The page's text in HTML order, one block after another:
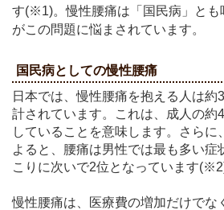
す(※1)。慢性腰痛は「国民病」とも
がこの問題に悩まされています。
国民病としての慢性腰痛
日本では、慢性腰痛を抱える人は約
計されています。これは、成人の約
していることを意味します。さらに
よると、腰痛は男性では最も多い症
こりに次いで2位となっています(※2)
慢性腰痛は、医療費の増加だけでな